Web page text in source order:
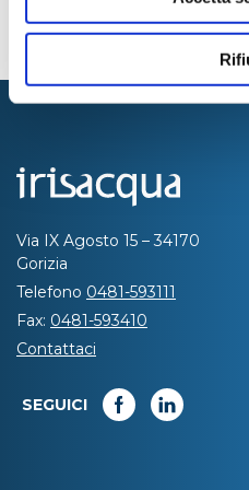
Via IX Agosto 15 – 34170
Gorizia
Telefono 0481-593111
Fax: 0481-593410
Contattaci
SEGUICI